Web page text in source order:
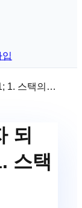
되
스택